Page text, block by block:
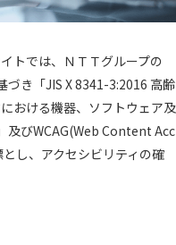
トでは、ＮＴＴグループの
づき「JIS X 8341-3:2016 高齢
おける機器、ソフトウェア及
及びWCAG(Web Content Acc
し、アクセシビリティの確